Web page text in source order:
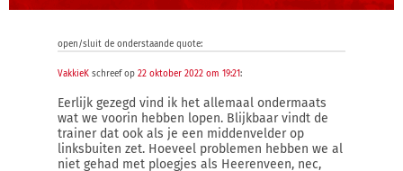
open/sluit de onderstaande quote:
VakkieK schreef op 22 oktober 2022 om 19:21:
Eerlijk gezegd vind ik het allemaal ondermaats
wat we voorin hebben lopen. Blijkbaar vindt de
trainer dat ook als je een middenvelder op
linksbuiten zet. Hoeveel problemen hebben we al
niet gehad met ploegjes als Heerenveen, nec,